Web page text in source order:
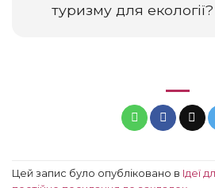
туризму для екології?
Цей запис було опубліковано в Ідеї